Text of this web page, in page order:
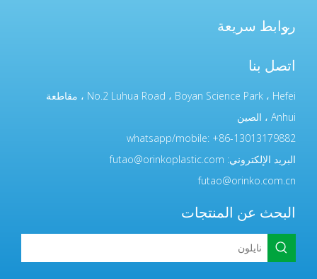
روابط سريعة
اتصل بنا
No.2 Luhua Road ، Boyan Science Park ، Hefei ، مقاطعة
Anhui ، الصين
whatsapp/mobile: +86-13013179882
البريد الإلكتروني: futao@orinkoplastic.com
futao@orinko.com.cn
البحث عن المنتجات